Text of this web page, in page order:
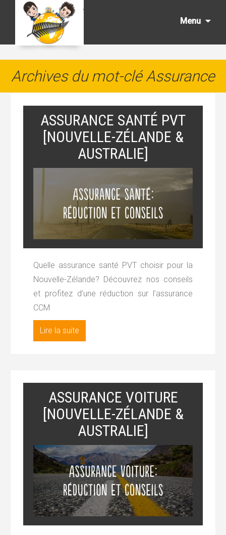
Menu
Archives du mot-clé Assurance
ASSURANCE SANTÉ PVT
[NOUVELLE-ZÉLANDE &
AUSTRALIE]
Quelle assurance santé PVT choisir pour la
Nouvelle-Zélande? Découvrez nos conseils
et profitez d’une réduction sur l’assurance
CCM
Lire la suite
ASSURANCE VOITURE
[NOUVELLE-ZÉLANDE &
AUSTRALIE]